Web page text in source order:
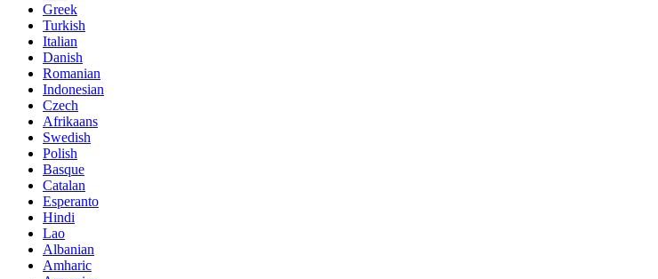
Greek
Turkish
Italian
Danish
Romanian
Indonesian
Czech
Afrikaans
Swedish
Polish
Basque
Catalan
Esperanto
Hindi
Lao
Albanian
Amharic